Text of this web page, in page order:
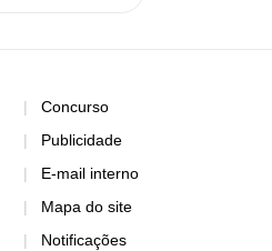
Concurso
Publicidade
E-mail interno
Mapa do site
Notificações